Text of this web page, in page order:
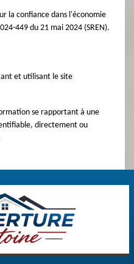
la confiance dans l'économie
449 du 21 mai 2024 (SREN).
et utilisant le site
se rapportant à une
directement ou